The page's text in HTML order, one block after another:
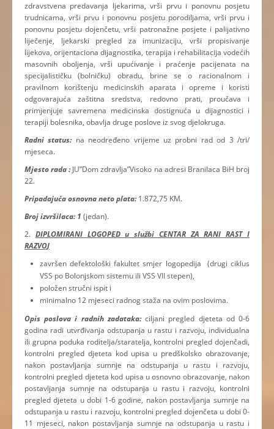
zdravstvena predavanja ljekarima, vrši prvu i ponovnu posjetu
trudnicama, vrši prvu i ponovnu posjetu porodiljama, vrši prvu i
ponovnu posjetu dojenčetu, vrši patronažne posjete i palijativno
liječenje, ljekarski pregled za imunizaciju, vrši propisivanje
lijekova, orijentaciona dijagnostika, terapija i rehabilitacija vodećih
masovnih oboljenja, vrši upućivanje i praćenje pacijenata na
specijalističku (bolničku) obradu, brine se o racionalnom i
pravilnom korištenju medicinskih aparata i opreme i koristi
odgovarajuća zaštitna sredstva, redovno prati, proučava i
primjenjuje savremena medicinska dostignuća u dijagnostici i
terapiji bolesnika, obavlja druge poslove iz svog djelokruga.
Radni status: na neodređeno vrijeme uz probni rad od 3 /tri/
mjeseca.
Mjesto rada :JU”Dom zdravlja”Visoko na adresi Branilaca BiH broj
22.
Pripadajuća osnovna neto plata:1.872,75 KM.
Broj izvršilaca: 1 (jedan).
2. DIPLOMIRANI LOGOPED u službi CENTAR ZA RANI RAST I
RAZVOJ
završen defektološki fakultet smjer logopedija (drugi ciklus
VSS po Bolonjskom sistemu ili VSS VII stepen),
položen stručni ispit i
minimalno 12 mjeseci radnog staža na ovim poslovima.
Opis poslova i radnih zadataka:ciljani pregled djeteta od 0-6
godina radi utvrđivanja odstupanja u rastu i razvoju, individualna
ili grupna poduka roditelja/staratelja, kontrolni pregled dojenčadi,
kontrolni pregled djeteta kod upisa u predškolsko obrazovanje,
nakon postavljanja sumnje na odstupanja u rastu i razvoju,
kontrolni pregled djeteta kod upisa u osnovno obrazovanje, nakon
postavljanja sumnje na odstupanja u rastu i razvoju, kontrolni
pregled djeteta u dobi 1-6 godine, nakon postavljanja sumnje na
odstupanja u rastu i razvoju, kontrolni pregled dojenčeta u dobi 0-
11 mjeseci, nakon postavljanja sumnje na odstupanja u rastu i